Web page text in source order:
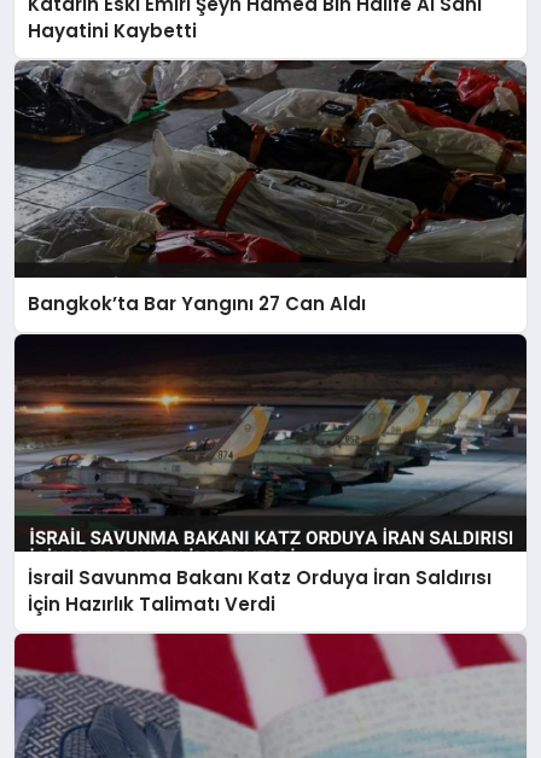
Hayatini Kaybetti
Bangkok’ta Bar Yangını 27 Can Aldı
İsrail Savunma Bakanı Katz Orduya İran Saldırısı
İçin Hazırlık Talimatı Verdi